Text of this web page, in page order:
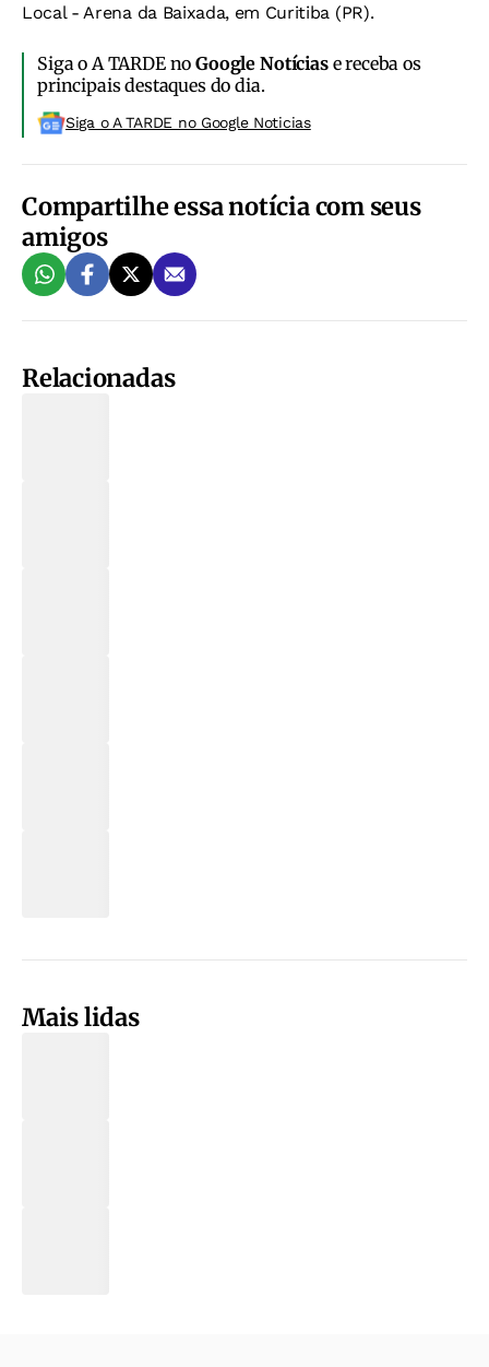
Local - Arena da Baixada, em Curitiba (PR).
Siga o A TARDE noGoogle Notíciase receba os
principais destaques do dia.
Siga o A TARDE no Google Noticias
Compartilhe essa notícia com seus
amigos
Relacionadas
Mais lidas